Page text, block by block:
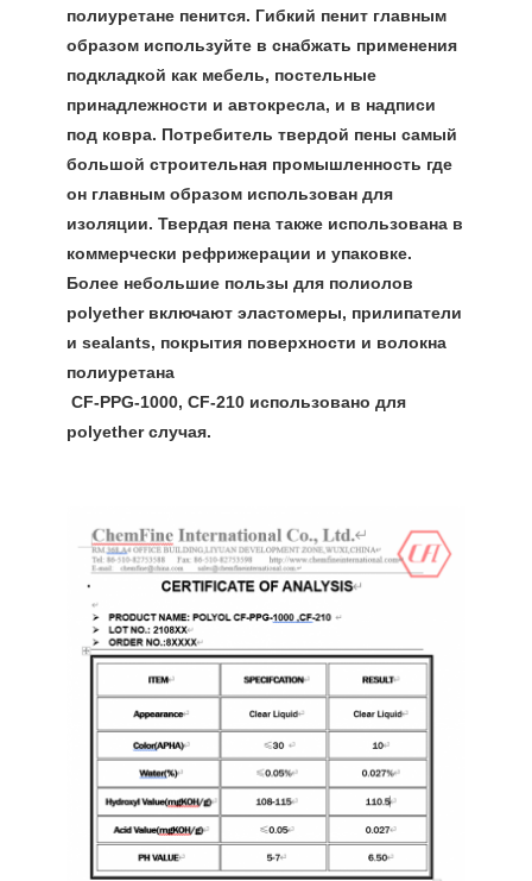
полиуретане пенится. Гибкий пенит главным
образом используйте в снабжать применения
подкладкой как мебель, постельные
принадлежности и автокресла, и в надписи
под ковра. Потребитель твердой пены самый
большой строительная промышленность где
он главным образом использован для
изоляции. Твердая пена также использована в
коммерчески рефрижерации и упаковке.
Более небольшие пользы для полиолов
polyether включают эластомеры, прилипатели
и sealants, покрытия поверхности и волокна
полиуретана
CF-PPG-1000, CF-210 использовано для
polyether случая.